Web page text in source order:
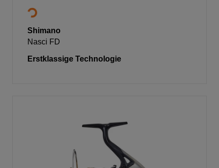
Shimano
Nasci FD
Erstklassige Technologie